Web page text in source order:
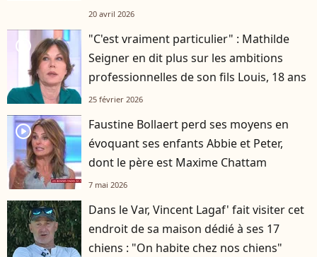
20 avril 2026
player2
"C'est vraiment particulier" : Mathilde
Seigner en dit plus sur les ambitions
professionnelles de son fils Louis, 18 ans
25 février 2026
player2
Faustine Bollaert perd ses moyens en
évoquant ses enfants Abbie et Peter,
dont le père est Maxime Chattam
7 mai 2026
Dans le Var, Vincent Lagaf' fait visiter cet
endroit de sa maison dédié à ses 17
chiens : "On habite chez nos chiens"